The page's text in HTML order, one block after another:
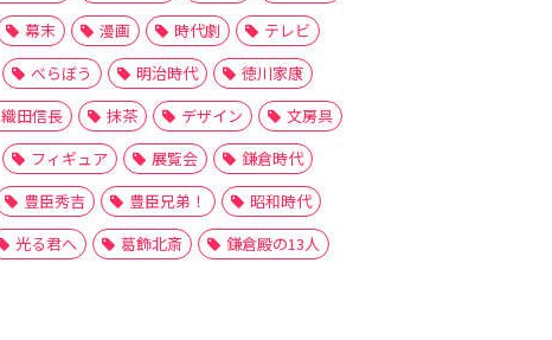
幕末
漫画 時代劇
テレビ
べらぼう
明治時代
徳川家康
織田信長
抹茶 デザイン
文房具
フィギュア
展覧会
鎌倉時代
豊臣秀吉
豊臣兄弟！
昭和時代
光る君へ
葛飾北斎 鎌倉殿の13人